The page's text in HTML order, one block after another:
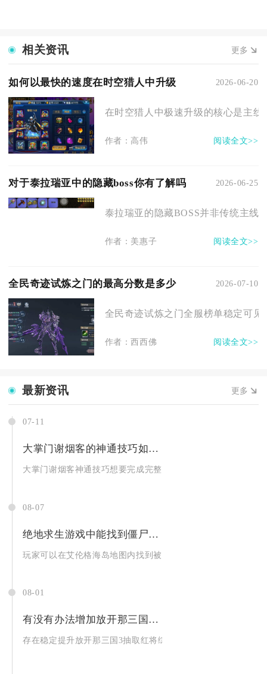
相关资讯 更多
如何以最快的速度在时空猎人中升级 2026-06-20
在时空猎人中极速升级的核心是主
作者：高伟 阅读全文>>
对于泰拉瑞亚中的隐藏boss你有了解吗 2026-06-25
泰拉瑞亚的隐藏BOSS并非传统主线
作者：美惠子 阅读全文>>
全民奇迹试炼之门的最高分数是多少 2026-07-10
全民奇迹试炼之门全服榜单稳定可
作者：西西佛 阅读全文>>
最新资讯 更多
07-11
大掌门谢烟客的神通技巧如何突破
大掌门谢烟客神通技巧想要完成完整突破，核心路径是集齐对
08-07
绝地求生游戏中能找到僵尸教堂吗有人知道吗
玩家可以在艾伦格海岛地图内找到被僵尸盘踞的教堂点位，常
08-01
有没有办法增加放开那三国3抽红将的成功率
存在稳定提升放开那三国3抽取红将综合收益与目标红将获取概